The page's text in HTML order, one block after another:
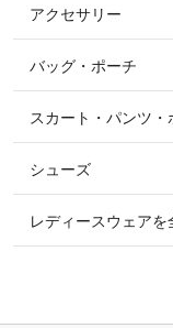
ニット・セーター
シャツ・ブラウ
ショーシャツ
すべてのファッシ
ソックス
ベルト
アクセサリー
すべてのアクセサ
リング
ピアス・イヤリン
バッグ・ポーチ
スカート・パンツ・
シューズ
レディースウェアを